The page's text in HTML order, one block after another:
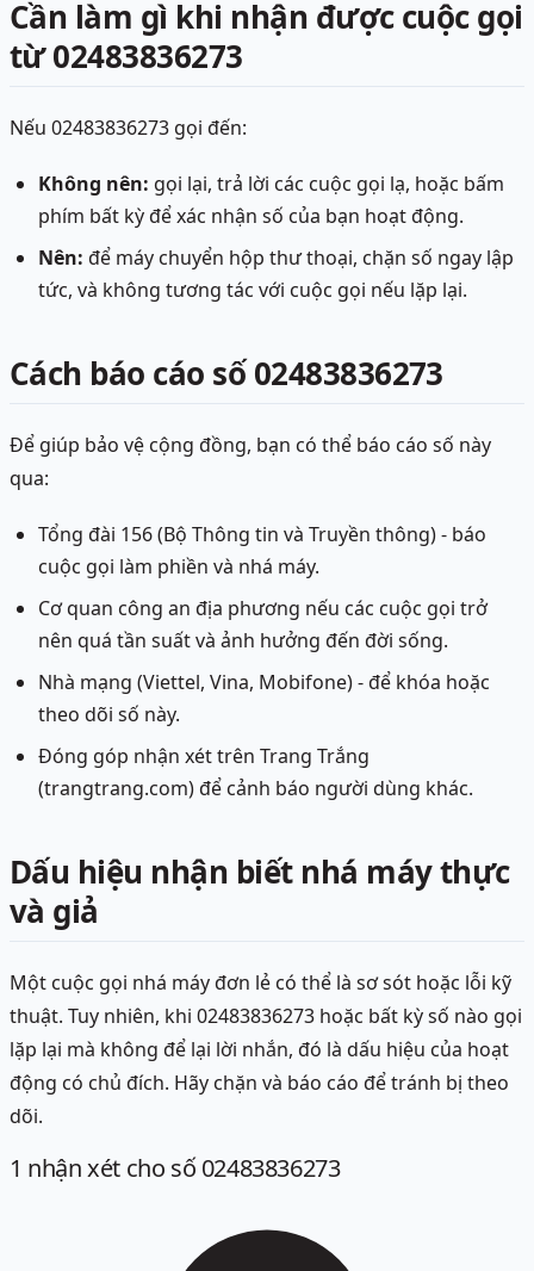
Cần làm gì khi nhận được cuộc gọi
từ 02483836273
Nếu 02483836273 gọi đến:
Không nên: gọi lại, trả lời các cuộc gọi lạ, hoặc bấm
phím bất kỳ để xác nhận số của bạn hoạt động.
Nên: để máy chuyển hộp thư thoại, chặn số ngay lập
tức, và không tương tác với cuộc gọi nếu lặp lại.
Cách báo cáo số 02483836273
Để giúp bảo vệ cộng đồng, bạn có thể báo cáo số này
qua:
Tổng đài 156 (Bộ Thông tin và Truyền thông) - báo
cuộc gọi làm phiền và nhá máy.
Cơ quan công an địa phương nếu các cuộc gọi trở
nên quá tần suất và ảnh hưởng đến đời sống.
Nhà mạng (Viettel, Vina, Mobifone) - để khóa hoặc
theo dõi số này.
Đóng góp nhận xét trên Trang Trắng
(trangtrang.com) để cảnh báo người dùng khác.
Dấu hiệu nhận biết nhá máy thực
và giả
Một cuộc gọi nhá máy đơn lẻ có thể là sơ sót hoặc lỗi kỹ
thuật. Tuy nhiên, khi 02483836273 hoặc bất kỳ số nào gọi
lặp lại mà không để lại lời nhắn, đó là dấu hiệu của hoạt
động có chủ đích. Hãy chặn và báo cáo để tránh bị theo
dõi.
1 nhận xét cho số 02483836273